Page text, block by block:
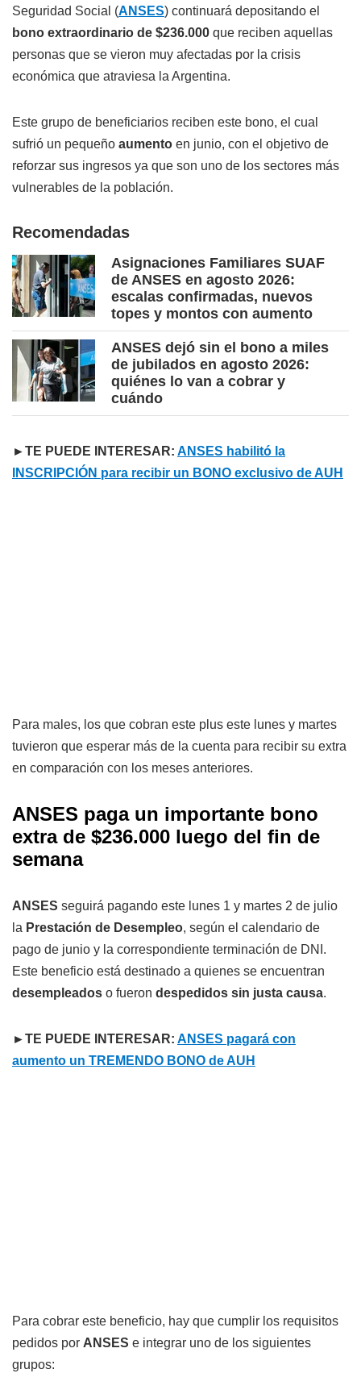
Seguridad Social (ANSES) continuará depositando el
bono extraordinario de $236.000 que reciben aquellas
personas que se vieron muy afectadas por la crisis
económica que atraviesa la Argentina.
Este grupo de beneficiarios reciben este bono, el cual
sufrió un pequeño aumento en junio, con el objetivo de
reforzar sus ingresos ya que son uno de los sectores más
vulnerables de la población.
Recomendadas
Asignaciones Familiares SUAF
de ANSES en agosto 2026:
escalas confirmadas, nuevos
topes y montos con aumento
ANSES dejó sin el bono a miles
de jubilados en agosto 2026:
quiénes lo van a cobrar y
cuándo
►TE PUEDE INTERESAR: ANSES habilitó la
INSCRIPCIÓN para recibir un BONO exclusivo de AUH
Para males, los que cobran este plus este lunes y martes
tuvieron que esperar más de la cuenta para recibir su extra
en comparación con los meses anteriores.
ANSES paga un importante bono
extra de $236.000 luego del fin de
semana
ANSES seguirá pagando este lunes 1 y martes 2 de julio
la Prestación de Desempleo, según el calendario de
pago de junio y la correspondiente terminación de DNI.
Este beneficio está destinado a quienes se encuentran
desempleados o fueron despedidos sin justa causa.
►TE PUEDE INTERESAR: ANSES pagará con
aumento un TREMENDO BONO de AUH
Para cobrar este beneficio, hay que cumplir los requisitos
pedidos por ANSES e integrar uno de los siguientes
grupos: